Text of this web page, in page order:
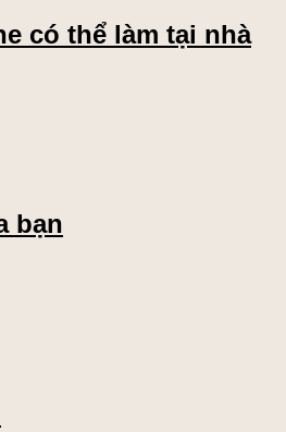
có thể làm tại nhà
bạn